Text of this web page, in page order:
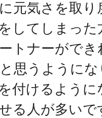
元気さを取り
してしまっ
トナーがで
思うように
付けるよう
る人が多いで